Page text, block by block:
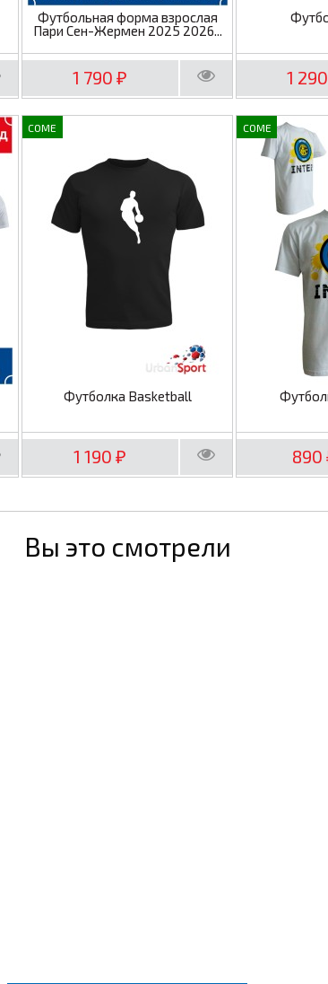
Футбольная форма взрослая
Пари Сен-Жермен 2025 2026...
1 790₽ 1
COME
Футболка Basketball
1 190₽
COME
890
Вы это смотрели